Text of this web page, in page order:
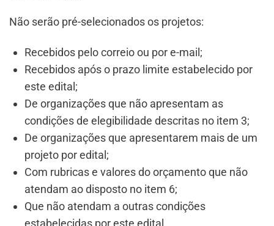
Não serão pré-selecionados os projetos:
Recebidos pelo correio ou por e-mail;
Recebidos após o prazo limite estabelecido por
este edital;
De organizações que não apresentam as
condições de elegibilidade descritas no item 3;
De organizações que apresentarem mais de um
projeto por edital;
Com rubricas e valores do orçamento que não
atendam ao disposto no item 6;
Que não atendam a outras condições
estabelecidas por este edital.